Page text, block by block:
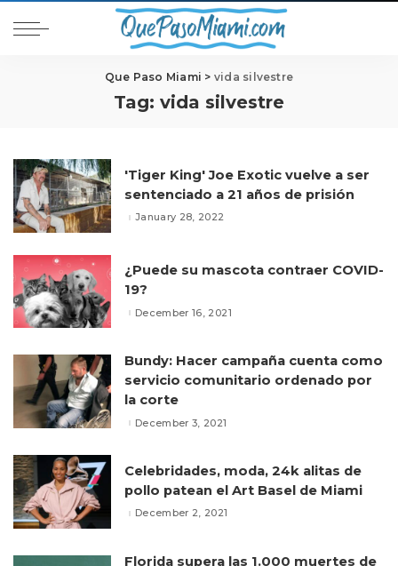
Que Paso Miami > vida silvestre
Tag: vida silvestre
'Tiger King' Joe Exotic vuelve a ser
sentenciado a 21 años de prisión
January 28, 2022
¿Puede su mascota contraer COVID-
19?
December 16, 2021
Bundy: Hacer campaña cuenta como
servicio comunitario ordenado por
la corte
December 3, 2021
Celebridades, moda, 24k alitas de
pollo patean el Art Basel de Miami
December 2, 2021
Florida supera las 1.000 muertes de